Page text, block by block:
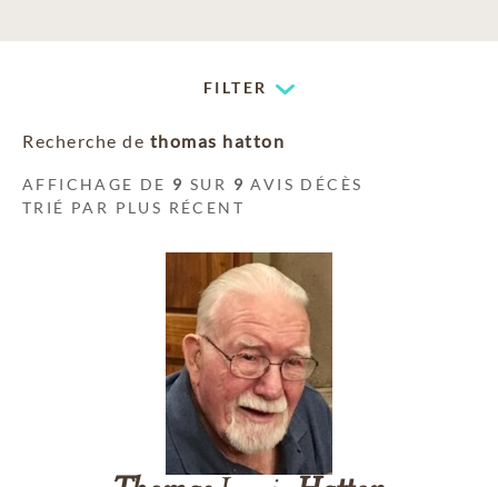
FILTER
Recherche de thomas hatton
AFFICHAGE DE 9 SUR 9 AVIS DÉCÈS
TRIÉ PAR PLUS RÉCENT